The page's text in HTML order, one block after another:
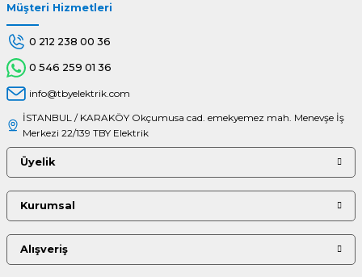
Müşteri Hizmetleri
0 212 238 00 36
0 546 259 01 36
info@tbyelektrik.com
İSTANBUL / KARAKÖY Okçumusa cad. emekyemez mah. Menevşe İş
Merkezi 22/139 TBY Elektrik
Üyelik
Kurumsal
Alışveriş